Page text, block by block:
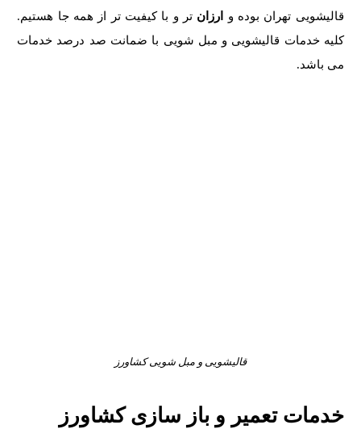
قالیشویی تهران بوده و ارزان تر و با کیفیت تر از همه جا هستیم.
کلیه خدمات قالیشویی و مبل شویی با ضمانت صد درصد خدمات
می باشد.
قالیشویی و مبل شویی کشاورز
خدمات تعمیر و باز سازی کشاورز